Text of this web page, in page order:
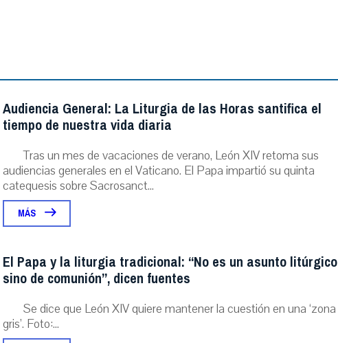
Audiencia General: La Liturgia de las Horas santifica el
tiempo de nuestra vida diaria
Tras un mes de vacaciones de verano, León XIV retoma sus
audiencias generales en el Vaticano. El Papa impartió su quinta
catequesis sobre Sacrosanct...
MÁS
El Papa y la liturgia tradicional: “No es un asunto litúrgico
sino de comunión”, dicen fuentes
Se dice que León XIV quiere mantener la cuestión en una ‘zona
gris’. Foto:...